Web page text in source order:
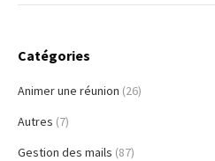
Catégories
Animer une réunion (26)
Autres (7)
Gestion des mails (87)